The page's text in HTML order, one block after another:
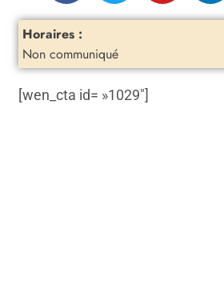
Horaires :
Non communiqué
[wen_cta id= »1029″]